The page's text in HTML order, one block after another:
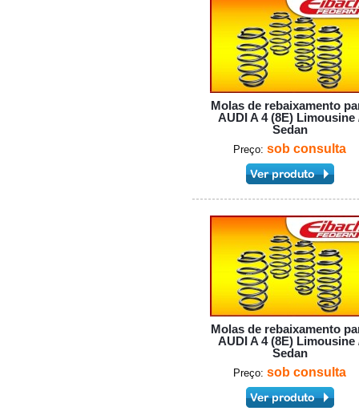
Molas de rebaixamento
AUDI A 4 (8E) Limousine
Sedan
Preço: sob consulta
Molas de rebaixamento
AUDI A 4 (8E) Limousine
Sedan
Preço: sob consulta